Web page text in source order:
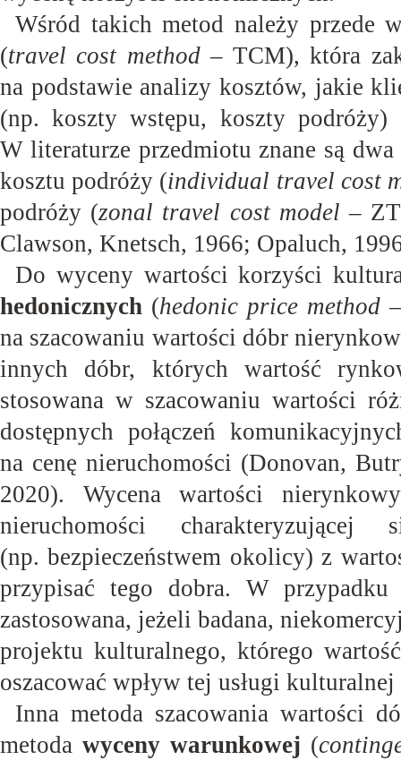
Wśród takich metod należy przede
(travel cost method– TCM), która
na podstawie analizy kosztów, jakie
(np. koszty wstępu, koszty
W literaturze przedmiotu znane są
kosztu podróży (individual travel cost
podróży (zonal travel cost model –
Clawson, Knetsch, 1966; Opaluch,
Do wyceny wartości korzyści
hedonicznych (hedonic price method
na szacowaniu wartości dóbr
innych dóbr, których wartość
stosowana w szacowaniu wartości
dostępnych połączeń
na cenę nieruchomości (Donovan,
2020). Wycena wartości
nieruchomości
(np. bezpieczeństwem okolicy) z
przypisać tego dobra. W
zastosowana, jeżeli badana,
projektu kulturalnego, którego
oszacować wpływ tej usługi
Inna metoda szacowania wartości
metoda wyceny warunkowej (